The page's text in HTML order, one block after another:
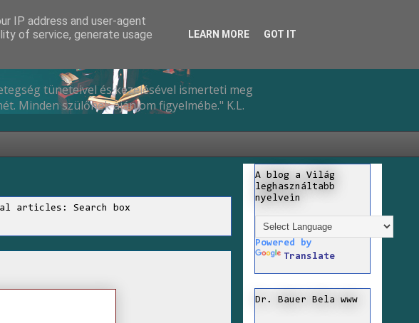
tüneteivel és kezelésével ismerteti meg
Minden szülőnek ajánlom figyelmébe." K.L.
articles: Search box
A blog a Világ
leghasználtabb
nyelvein
Powered by
Translate
Dr. Bauer Bela www
IP address and user-agent
of service, generate usage
LEARN MORE GOT IT